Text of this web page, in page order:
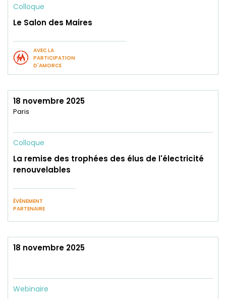
Colloque
Le Salon des Maires
AVEC LA
PARTICIPATION
D'AMORCE
18 novembre 2025
Paris
Colloque
La remise des trophées des élus de l'électricité
renouvelables
ÉVÉNEMENT
PARTENAIRE
18 novembre 2025
Webinaire